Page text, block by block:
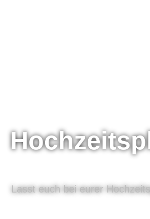
Lasst euch bei eurer